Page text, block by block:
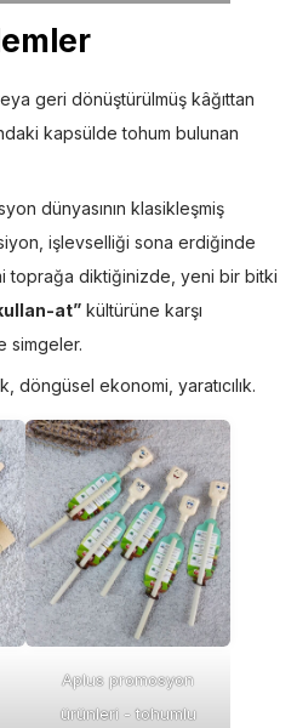
geri dönüştürülmüş kâğıttan
kapsülde tohum bulunan
dünyasının klasikleşmiş
işlevselliği sona erdiğinde
toprağa diktiğinizde, yeni bir bitki
at” kültürüne karşı
simgeler.
döngüsel ekonomi, yaratıcılık.
Aplus promosyon
ürünleri - tohumlu